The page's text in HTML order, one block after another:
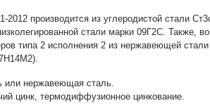
производится из углеродистой стали
стали марки 09Г2С. Также,
типа 2 исполнения 2 из нержавеющей
или нержавеющая сталь.
цинк, термодиффузионное цинкование.